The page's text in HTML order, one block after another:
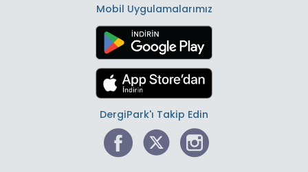
Mobil Uygulamalarımız
DergiPark'ı Takip Edin